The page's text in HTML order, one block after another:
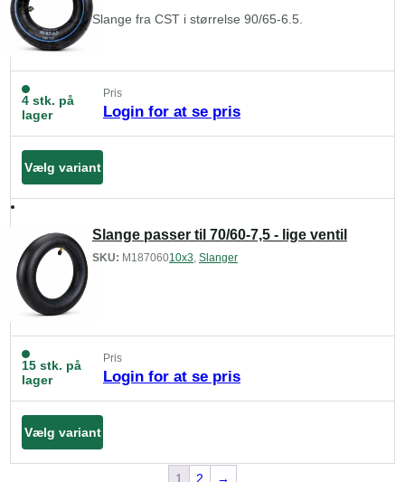
Slange fra CST i størrelse 90/65-6.5.
4 stk. på
lager
Pris
Login for at se pris
Vælg variant
Slange passer til 70/60-7,5 - lige ventil
SKU: M18706010x3, Slanger
15 stk. på
lager
Pris
Login for at se pris
Vælg variant
1 2 →